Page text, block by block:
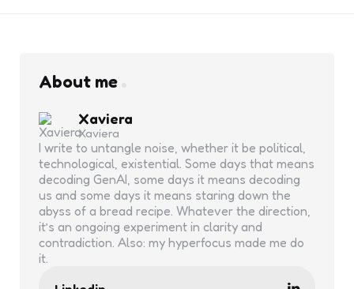
About me
Xaviera
Xaviera
I write to untangle noise, whether it be political,
technological, existential. Some days that means
decoding GenAI, some days it means decoding
us and some days it means staring down the
abyss of a bread recipe. Whatever the direction,
it’s an ongoing experiment in clarity and
contradiction. Also: my hyperfocus made me do
it.